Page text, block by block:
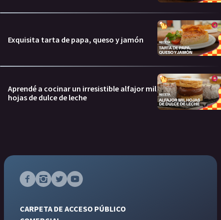
Exquisita tarta de papa, queso y jamón
Aprendé a cocinar un irresistible alfajor mil
hojas de dulce de leche
CARPETA DE ACCESO PÚBLICO